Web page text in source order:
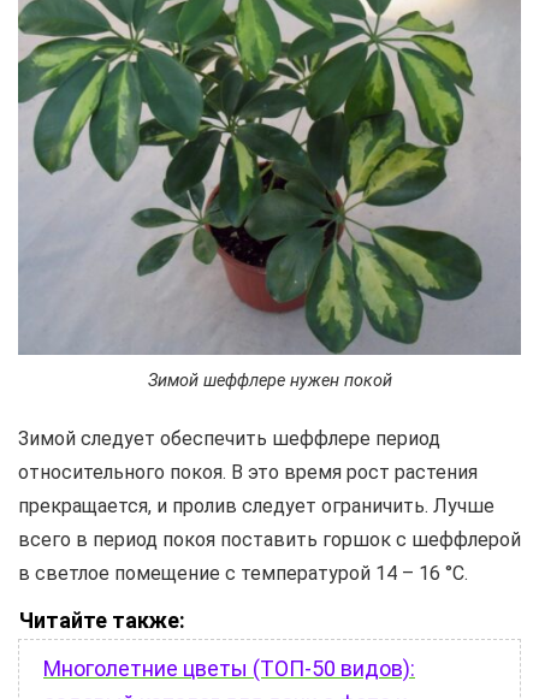
Зимой шеффлере нужен покой
Зимой следует обеспечить шеффлере период
относительного покоя. В это время рост растения
прекращается, и пролив следует ограничить. Лучше
всего в период покоя поставить горшок с шеффлерой
в светлое помещение с температурой 14 – 16 °C.
Читайте также:
Многолетние цветы (ТОП-50 видов):